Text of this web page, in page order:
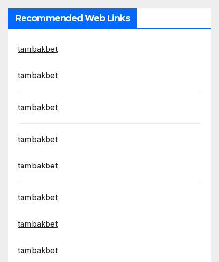
Recommended Web Links
tambakbet
tambakbet
tambakbet
tambakbet
tambakbet
tambakbet
tambakbet
tambakbet